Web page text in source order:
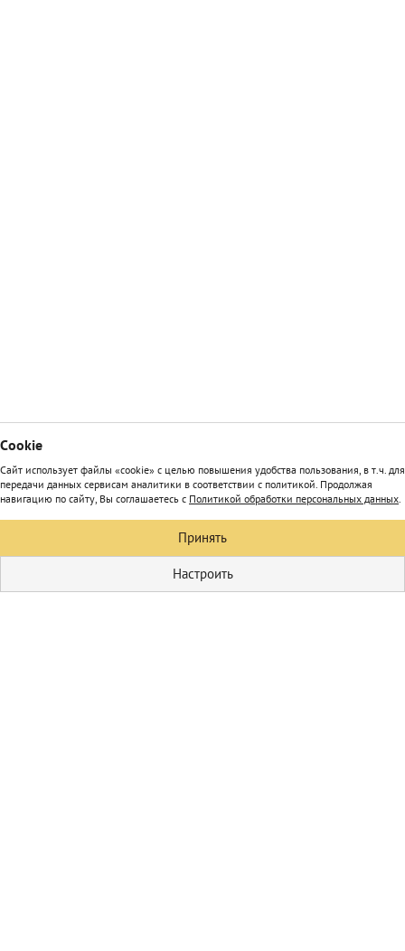
Сookie
Сайт использует файлы «cookie» с целью повышения удобства пользования, в т.ч. для
передачи данных сервисам аналитики в соответствии с политикой. Продолжая
навигацию по сайту, Вы соглашаетесь с Политикой обработки персональных данных.
Принять
Настроить